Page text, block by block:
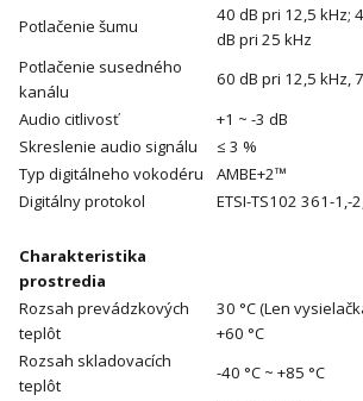
Potlačenie šumu
40 dB pri 12,5 kHz;
dB pri 25 kHz
Potlačenie susedného
kanálu
60 dB pri 12,5 kHz,
Audio citlivosť
+1 ~ -3 dB
Skreslenie audio signálu
≤ 3 %
Typ digitálneho vokodéru
AMBE+2™
Digitálny protokol
ETSI-TS102 361-1,-
Charakteristika
prostredia
Rozsah prevádzkových
teplôt
30 °C (Len
+60 °C
Rozsah skladovacích
teplôt
-40 °C ~ +85 °C